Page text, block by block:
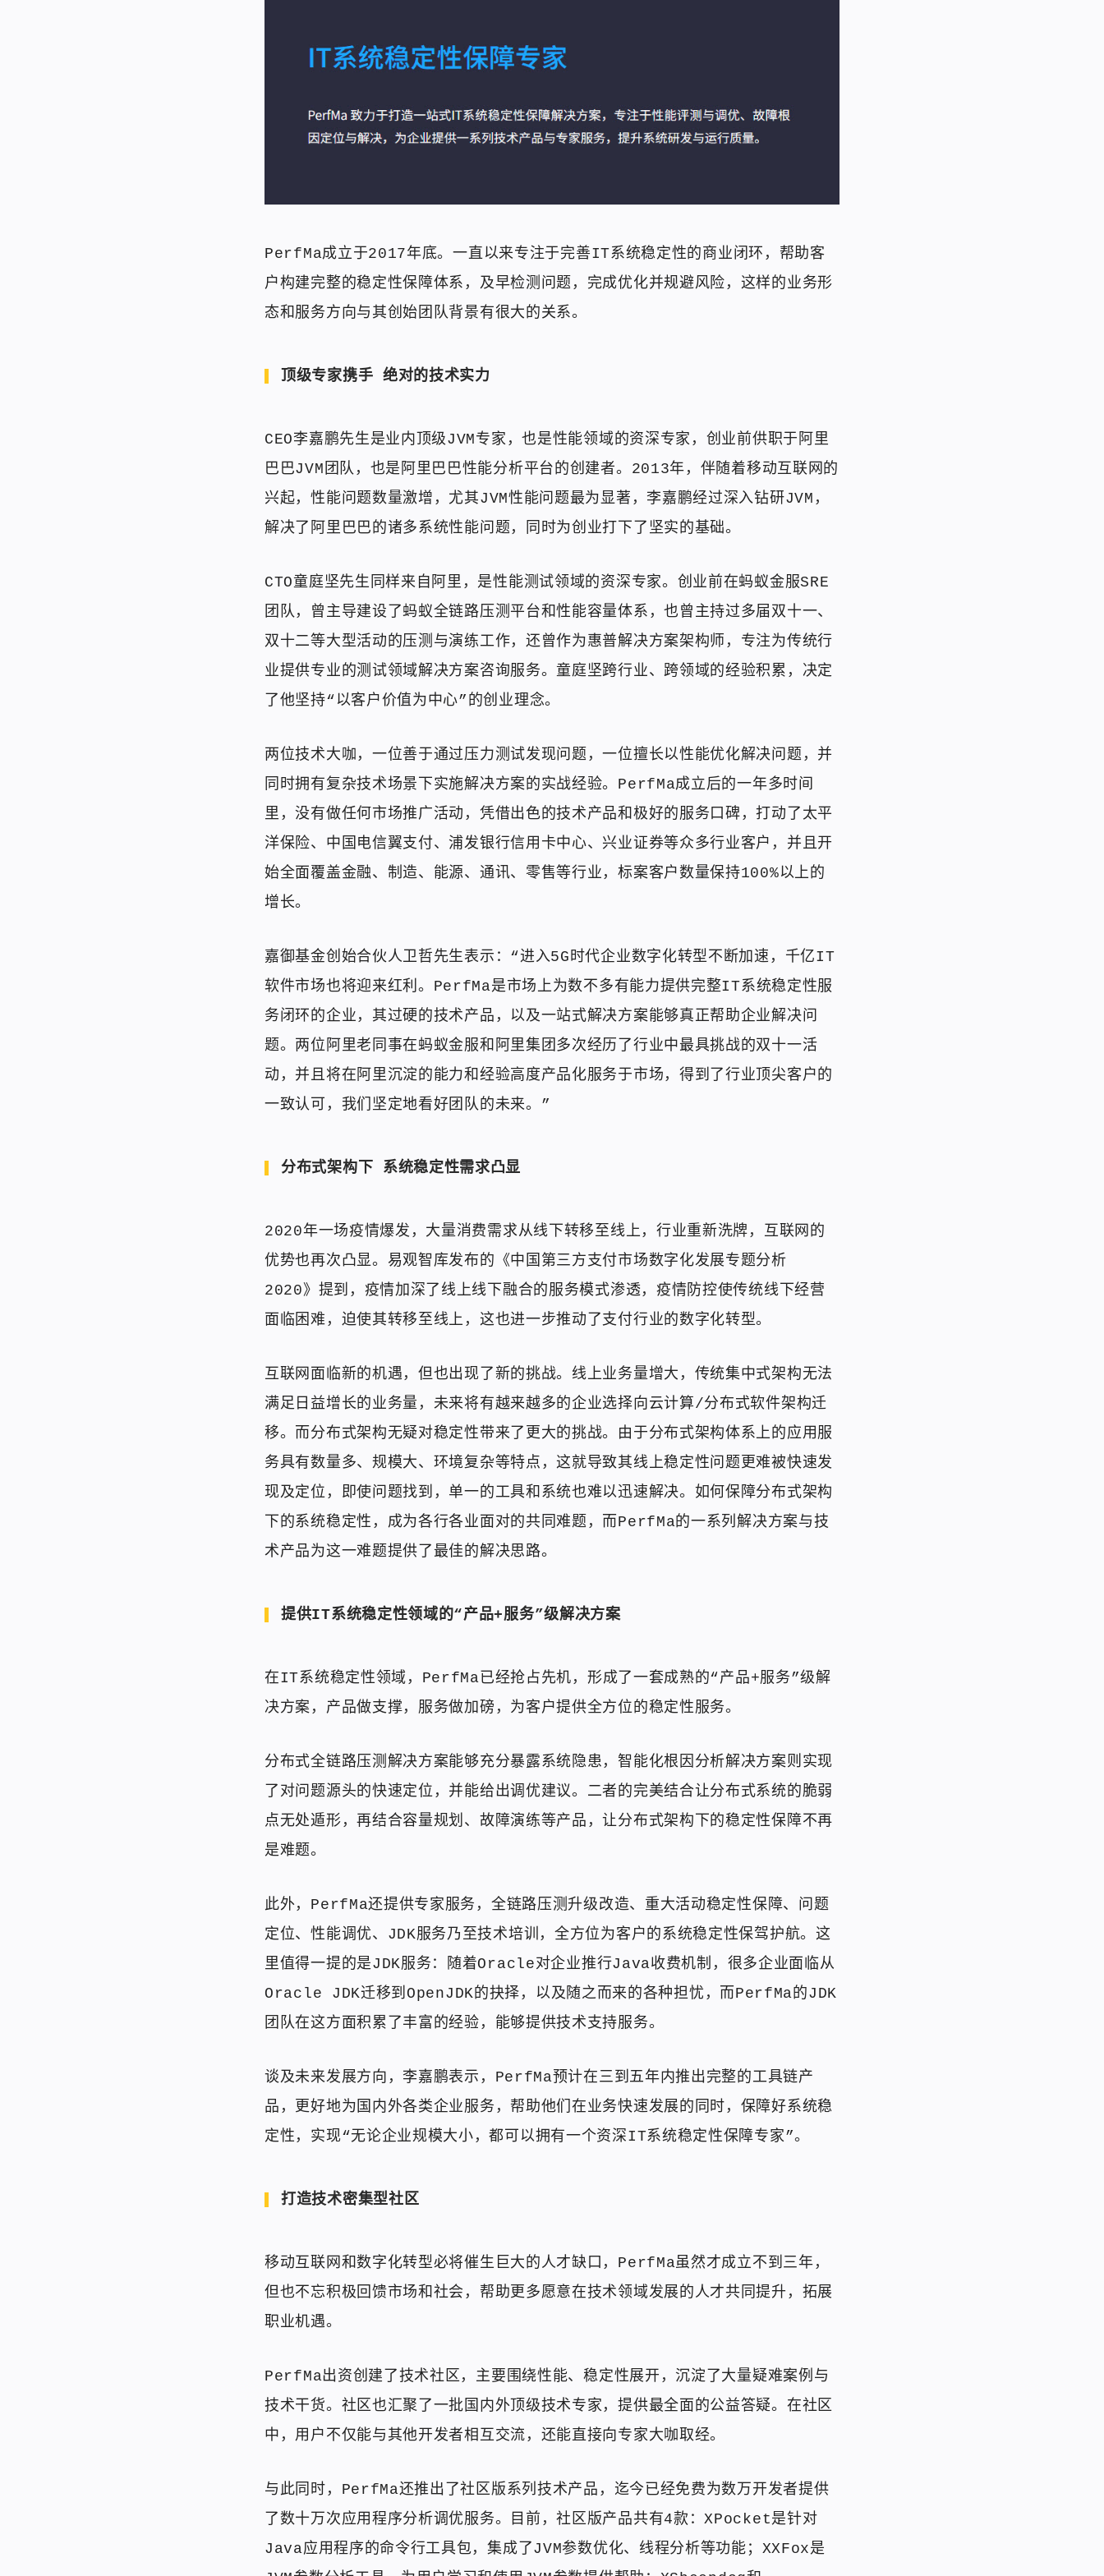
PerfMa成立于2017年底。一直以来专注于完善IT系统稳定性的商业闭环，帮助客
户构建完整的稳定性保障体系，及早检测问题，完成优化并规避风险，这样的业务形
态和服务方向与其创始团队背景有很大的关系。
顶级专家携手 绝对的技术实力
CEO李嘉鹏先生是业内顶级JVM专家，也是性能领域的资深专家，创业前供职于阿里
巴巴JVM团队，也是阿里巴巴性能分析平台的创建者。2013年，伴随着移动互联网的
兴起，性能问题数量激增，尤其JVM性能问题最为显著，李嘉鹏经过深入钻研JVM，
解决了阿里巴巴的诸多系统性能问题，同时为创业打下了坚实的基础。
CTO童庭坚先生同样来自阿里，是性能测试领域的资深专家。创业前在蚂蚁金服SRE
团队，曾主导建设了蚂蚁全链路压测平台和性能容量体系，也曾主持过多届双十一、
双十二等大型活动的压测与演练工作，还曾作为惠普解决方案架构师，专注为传统行
业提供专业的测试领域解决方案咨询服务。童庭坚跨行业、跨领域的经验积累，决定
了他坚持“以客户价值为中心”的创业理念。
两位技术大咖，一位善于通过压力测试发现问题，一位擅长以性能优化解决问题，并
同时拥有复杂技术场景下实施解决方案的实战经验。PerfMa成立后的一年多时间
里，没有做任何市场推广活动，凭借出色的技术产品和极好的服务口碑，打动了太平
洋保险、中国电信翼支付、浦发银行信用卡中心、兴业证券等众多行业客户，并且开
始全面覆盖金融、制造、能源、通讯、零售等行业，标案客户数量保持100%以上的
增长。
嘉御基金创始合伙人卫哲先生表示：“进入5G时代企业数字化转型不断加速，千亿IT
软件市场也将迎来红利。PerfMa是市场上为数不多有能力提供完整IT系统稳定性服
务闭环的企业，其过硬的技术产品，以及一站式解决方案能够真正帮助企业解决问
题。两位阿里老同事在蚂蚁金服和阿里集团多次经历了行业中最具挑战的双十一活
动，并且将在阿里沉淀的能力和经验高度产品化服务于市场，得到了行业顶尖客户的
一致认可，我们坚定地看好团队的未来。”
分布式架构下 系统稳定性需求凸显
2020年一场疫情爆发，大量消费需求从线下转移至线上，行业重新洗牌，互联网的
优势也再次凸显。易观智库发布的《中国第三方支付市场数字化发展专题分析
2020》提到，疫情加深了线上线下融合的服务模式渗透，疫情防控使传统线下经营
面临困难，迫使其转移至线上，这也进一步推动了支付行业的数字化转型。
互联网面临新的机遇，但也出现了新的挑战。线上业务量增大，传统集中式架构无法
满足日益增长的业务量，未来将有越来越多的企业选择向云计算/分布式软件架构迁
移。而分布式架构无疑对稳定性带来了更大的挑战。由于分布式架构体系上的应用服
务具有数量多、规模大、环境复杂等特点，这就导致其线上稳定性问题更难被快速发
现及定位，即使问题找到，单一的工具和系统也难以迅速解决。如何保障分布式架构
下的系统稳定性，成为各行各业面对的共同难题，而PerfMa的一系列解决方案与技
术产品为这一难题提供了最佳的解决思路。
提供IT系统稳定性领域的“产品+服务”级解决方案
在IT系统稳定性领域，PerfMa已经抢占先机，形成了一套成熟的“产品+服务”级解
决方案，产品做支撑，服务做加磅，为客户提供全方位的稳定性服务。
分布式全链路压测解决方案能够充分暴露系统隐患，智能化根因分析解决方案则实现
了对问题源头的快速定位，并能给出调优建议。二者的完美结合让分布式系统的脆弱
点无处遁形，再结合容量规划、故障演练等产品，让分布式架构下的稳定性保障不再
是难题。
此外，PerfMa还提供专家服务，全链路压测升级改造、重大活动稳定性保障、问题
定位、性能调优、JDK服务乃至技术培训，全方位为客户的系统稳定性保驾护航。这
里值得一提的是JDK服务：随着Oracle对企业推行Java收费机制，很多企业面临从
Oracle JDK迁移到OpenJDK的抉择，以及随之而来的各种担忧，而PerfMa的JDK
团队在这方面积累了丰富的经验，能够提供技术支持服务。
谈及未来发展方向，李嘉鹏表示，PerfMa预计在三到五年内推出完整的工具链产
品，更好地为国内外各类企业服务，帮助他们在业务快速发展的同时，保障好系统稳
定性，实现“无论企业规模大小，都可以拥有一个资深IT系统稳定性保障专家”。
打造技术密集型社区
移动互联网和数字化转型必将催生巨大的人才缺口，PerfMa虽然才成立不到三年，
但也不忘积极回馈市场和社会，帮助更多愿意在技术领域发展的人才共同提升，拓展
职业机遇。
PerfMa出资创建了技术社区，主要围绕性能、稳定性展开，沉淀了大量疑难案例与
技术干货。社区也汇聚了一批国内外顶级技术专家，提供最全面的公益答疑。在社区
中，用户不仅能与其他开发者相互交流，还能直接向专家大咖取经。
与此同时，PerfMa还推出了社区版系列技术产品，迄今已经免费为数万开发者提供
了数十万次应用程序分析调优服务。目前，社区版产品共有4款：XPocket是针对
Java应用程序的命令行工具包，集成了JVM参数优化、线程分析等功能；XXFox是